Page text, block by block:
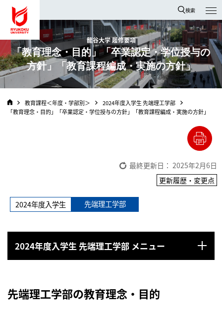
検索
龍谷大学 履修要項
「教育理念・目的」「卒業認定・学位授与の
方針」「教育課程編成・実施の方針」
教育課程＜年度・学部別＞
2024年度入学生 先端理工学部
「教育理念・目的」「卒業認定・学位授与の方針」「教育課程編成・実施の方針」
最終更新日： 2025年2月6日
更新履歴・変更点
2024年度入学生 先端理工学部
2024年度入学生 先端理工学部 メニュー
先端理工学部の教育理念・目的